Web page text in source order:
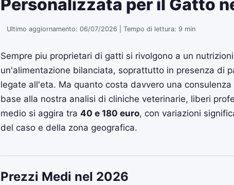
Personalizzata per il Gatto
Ultimo aggiornamento: 06/07/2026 | Tempo di lettura: 9 min
Sempre piu proprietari di gatti si rivolgono a un
un'alimentazione bilanciata, soprattutto in presenza di
legate all'eta. Ma quanto costa davvero una
base alla nostra analisi di cliniche veterinarie, liberi
medio si aggira tra 40 e 180 euro, con variazioni
del caso e della zona geografica.
Prezzi Medi nel 2026